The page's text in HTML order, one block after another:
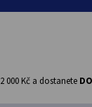
2 000 Kč a dostanete